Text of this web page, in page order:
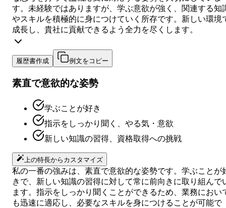
す。未経験ではありますが、学ぶ意欲が強く、関連する知
やスキルを積極的に身につけていく所存です。新しい環境
成長し、貴社に貢献できるよう全力を尽くします。
履歴書作成 例文をコピー
素直で意欲的な姿勢
学ぶことが好き
指示をしっかり聞く、やる気・意欲
新しい知識の習得、資格取得への挑戦
上の特長からカスタマイズ
私の一番の強みは、素直で意欲的な姿勢です。学ぶことが
きで、新しい知識の習得に対して常に前向きに取り組んで
ます。指示をしっかり聞くことができるため、業務におい
も迅速に適応し、必要なスキルを身につけることが可能で